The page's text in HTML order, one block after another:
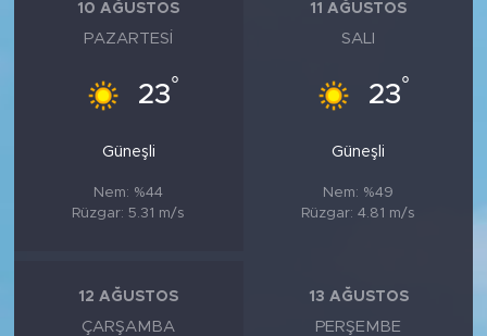
10 AĞUSTOS
PAZARTESI
23°
Güneşli
Nem: %44
Rüzgar: 5.31 m/s
11 AĞUSTOS
SALI
23°
Güneşli
Nem: %49
Rüzgar: 4.81 m/s
12 AĞUSTOS
ÇARŞAMBA
13 AĞUSTOS
PERŞEMBE